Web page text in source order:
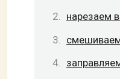
нарезаем